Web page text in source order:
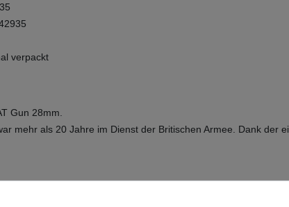
verpackt
Gun 28mm.
mehr als 20 Jahre im Dienst der Britischen Armee. Dank der
Die hier angebotenen Modelle werden